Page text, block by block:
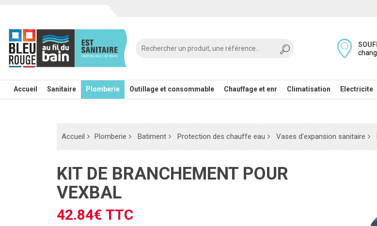
Accueil Sanitaire Plomberie Outillage et consommable Chauffage et enr Climatisation Electricite
Accueil Plomberie Batiment Protection des chauffe eau Vases d'expansion sanitaire
KIT DE BRANCHEMENT POUR
VEXBAL
42.84€ TTC